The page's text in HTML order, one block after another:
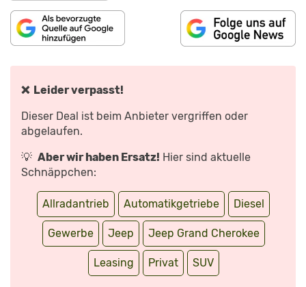
❌ Leider verpasst!
Dieser Deal ist beim Anbieter vergriffen oder
abgelaufen.
💡 Aber wir haben Ersatz! Hier sind aktuelle
Schnäppchen:
Allradantrieb Automatikgetriebe Diesel
Gewerbe Jeep Jeep Grand Cherokee
Leasing Privat SUV
JEEP
CHEROKEE
DIE
2018“
VON
YOUTUBE